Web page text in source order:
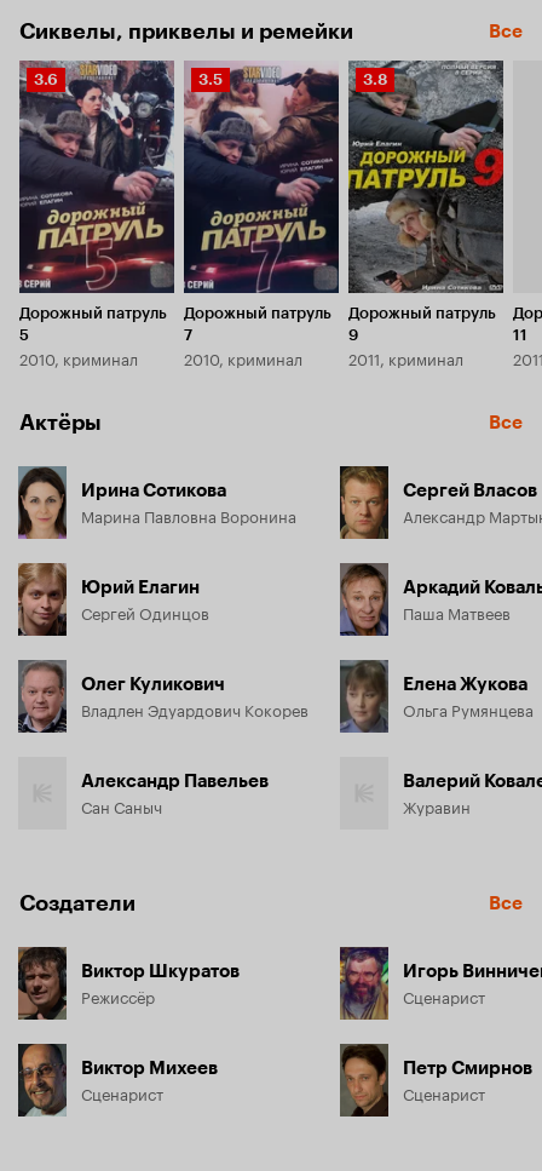
которыми придется столкнуться Ворониной и Одинцову
под руководством подполковника Кокорева.
Сиквелы, приквелы и ремейки Все
Рейтинг
Кинопоиска
3.6
3.6
Дорожный патруль
5
2010, криминал
Рейтинг
Кинопоиска
3.5
3.5
Дорожный патруль
7
2010, криминал
Рейтинг
Кинопоиска
3.8
3.8
Дорожный патруль
9
2011, криминал
11
Актёры Все
Ирина Сотикова
Марина Павловна Воронина
Юрий Елагин
Сергей Одинцов
Олег Куликович
Владлен Эдуардович Кокорев
Александр Павельев
Сан Саныч
Сергей Власов
Александр
Аркадий
Паша Матвеев
Елена Жукова
Ольга Румянцева
Валерий
Журавин
Создатели Все
Виктор Шкуратов
Режиссёр
Виктор Михеев
Сценарист
Игорь
Сценарист
Петр Смирнов
Сценарист